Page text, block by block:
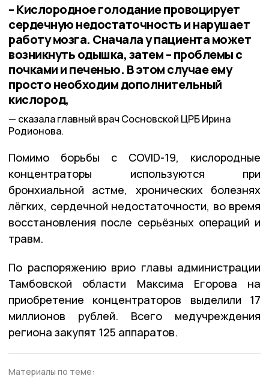
– Кислородное голодание провоцирует
сердечную недостаточность и нарушает
работу мозга. Сначала у пациента может
возникнуть одышка, затем – проблемы с
почками и печенью. В этом случае ему
просто необходим дополнительный
кислород,
сказала главный врач Сосновской ЦРБ Ирина
Родионова.
Помимо борьбы с COVID-19, кислородные
концентраторы используются при
бронхиальной астме, хронических болезнях
лёгких, сердечной недостаточности, во время
восстановления после серьёзных операций и
травм.
По распоряжению врио главы администрации
Тамбовской области Максима Егорова на
приобретение концентраторов выделили 17
миллионов рублей. Всего медучреждения
региона закупят 125 аппаратов.
Материалы по теме: